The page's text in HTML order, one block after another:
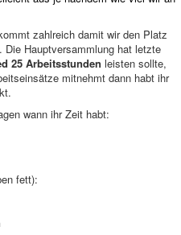
zahlreich damit wir den Platz
Hauptversammlung hat letzte
25 Arbeitsstunden leisten sollte,
mitnehmt dann habt ihr
wann ihr Zeit habt:
fett):